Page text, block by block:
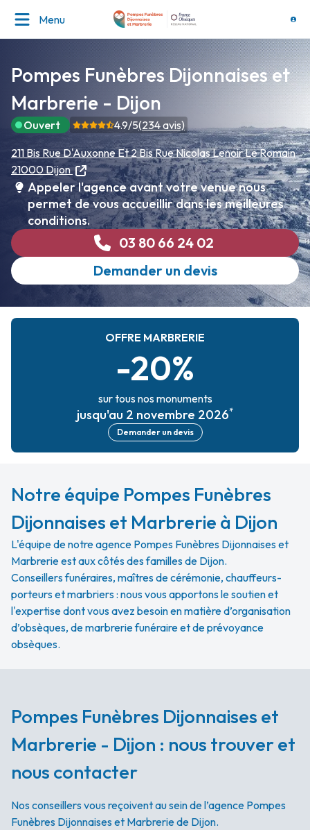
Menu
Pompes Funèbres Dijonnaises et
Marbrerie - Dijon
Ouvert 4.9/5(234avis)
211 Bis Rue D'Auxonne Et 2 Bis Rue Nicolas Lenoir Le Romain
21000 Dijon
03 80 66 24 02
Demander un devis
Appeler l'agence avant votre venue nous
permet de vous accueillir dans les meilleures
conditions.
OFFRE MARBRERIE
-20%
sur tous nos monuments
jusqu'au 2 novembre 2026*
Demander un devis
Notre équipe Pompes Funèbres
Dijonnaises et Marbrerie à Dijon
L'équipe de notre agence Pompes Funèbres Dijonnaises et
Marbrerie est aux côtés des familles de Dijon.
Conseillers funéraires, maîtres de cérémonie, chauffeurs-
porteurs et marbriers : nous vous apportons le soutien et
l'expertise dont vous avez besoin en matière d’organisation
d’obsèques, de marbrerie funéraire et de prévoyance
obsèques.
Pompes Funèbres Dijonnaises et
Marbrerie - Dijon : nous trouver et
nous contacter
Nos conseillers vous reçoivent au sein de l’agence Pompes
Funèbres Dijonnaises et Marbrerie de Dijon.